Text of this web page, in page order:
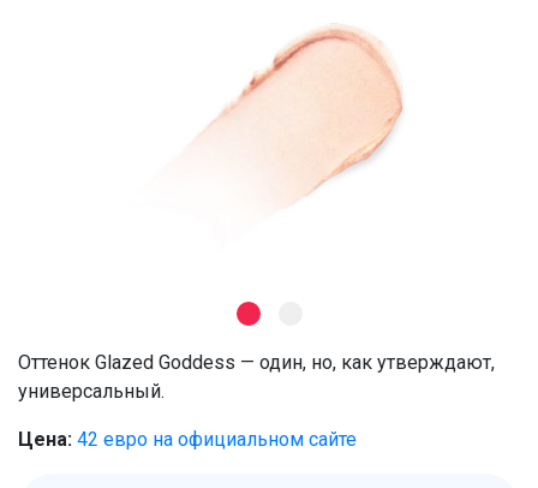
Оттенок Glazed Goddess — один, но, как утверждают,
универсальный.
Цена: 42 евро на официальном сайте